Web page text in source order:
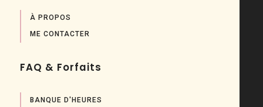
À PROPOS
ME CONTACTER
FAQ & Forfaits
BANQUE D'HEURES